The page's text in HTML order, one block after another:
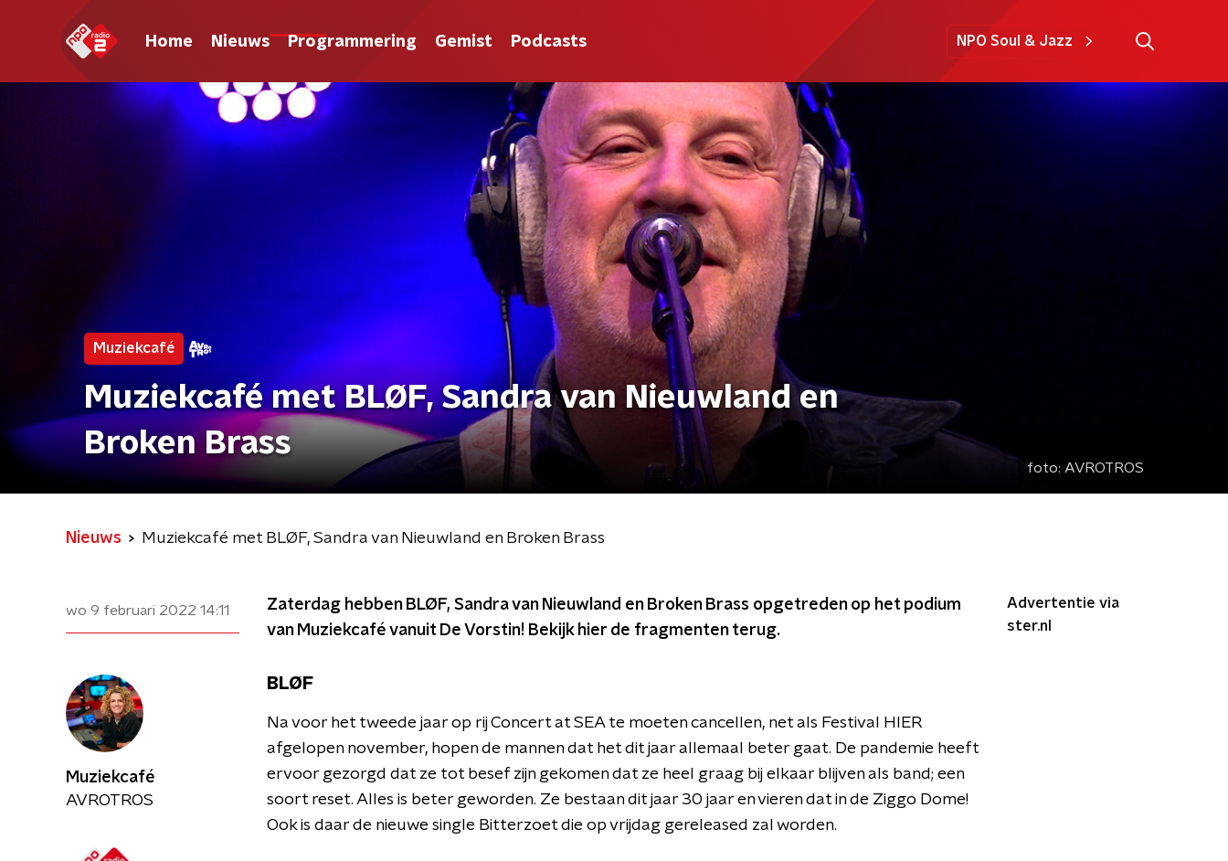
Home Nieuws Programmering Gemist Podcasts NPO Soul & Jazz
Muziekcafé
Muziekcafé met BLØF, Sandra van Nieuwland en
Broken Brass
foto: AVROTROS
Nieuws Muziekcafé met BLØF, Sandra van Nieuwland en Broken Brass
wo 9 februari 2022 14:11
Zaterdag hebben BLØF, Sandra van Nieuwland en Broken Brass opgetreden op het podium
van Muziekcafé vanuit De Vorstin! Bekijk hier de fragmenten terug.
BLØF
Na voor het tweede jaar op rij Concert at SEA te moeten cancellen, net als Festival HIER
afgelopen november, hopen de mannen dat het dit jaar allemaal beter gaat. De pandemie heeft
ervoor gezorgd dat ze tot besef zijn gekomen dat ze heel graag bij elkaar blijven als band; een
soort reset. Alles is beter geworden. Ze bestaan dit jaar 30 jaar en vieren dat in de Ziggo Dome!
Ook is daar de nieuwe single Bitterzoet die op vrijdag gereleased zal worden.
Advertentie via
ster.nl
Muziekcafé
AVROTROS